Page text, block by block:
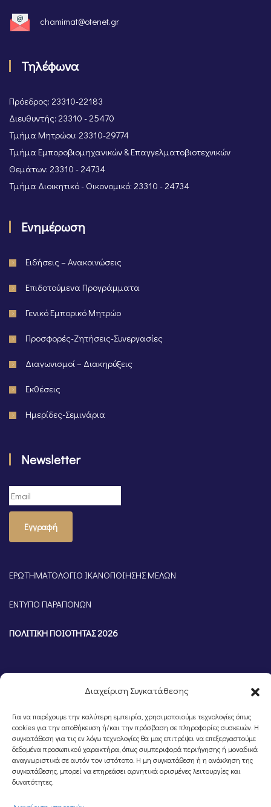
Διαχείριση Συγκατάθεσης
Για να παρέχουμε την καλύτερη εμπειρία, χρησιμοποιούμε τεχνολογίες όπως
cookies για την αποθήκευση ή/και την πρόσβαση σε πληροφορίες συσκευών. Η
συγκατάθεση για τις εν λόγω τεχνολογίες θα μας επιτρέψει να επεξεργαστούμε
δεδομένα προσωπικού χαρακτήρα, όπως συμπεριφορά περιήγησης ή μοναδικά
αναγνωριστικά σε αυτόν τον ιστότοπο. Η μη συγκατάθεση ή η ανάκληση της
συγκατάθεσης, μπορεί να επηρεάσει αρνητικά ορισμένες λειτουργίες και
δυνατότητες.
chamimat@otenet.gr
Τηλέφωνα
Πρόεδρος: 23310-22183
Διευθυντής: 23310 - 25470
Τμήμα Μητρώου: 23310-29774
Τμήμα Εμποροβιομηχανικών & Επαγγελματοβιοτεχνικών
Θεμάτων: 23310 - 24734
Τμήμα Διοικητικό - Οικονομικό: 23310 - 24734
Ενημέρωση
Ειδήσεις – Ανακοινώσεις
Επιδοτούμενα Προγράμματα
Γενικό Εμπορικό Μητρώο
Προσφορές-Ζητήσεις-Συνεργασίες
Διαγωνισμοί – Διακηρύξεις
Εκθέσεις
Ημερίδες-Σεμινάρια
Newsletter
Εγγραφή
ΕΡΩΤΗΜΑΤΟΛΟΓΙΟ ΙΚΑΝΟΠΟΙΗΣΗΣ ΜΕΛΩΝ
ΕΝΤΥΠΟ ΠΑΡΑΠΟΝΩΝ
ΠΟΛΙΤΙΚΗ ΠΟΙΟΤΗΤΑΣ 2026
©Portal Επιμελητηρίου Ημαθίας, Powered byKnowledge A.E.